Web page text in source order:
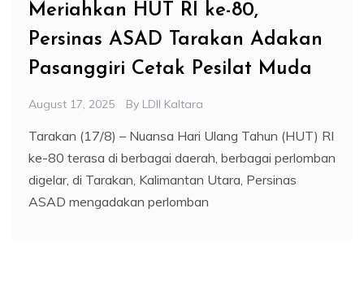
Meriahkan HUT RI ke-80,
Persinas ASAD Tarakan Adakan
Pasanggiri Cetak Pesilat Muda
August 17, 2025 By LDII Kaltara
Tarakan (17/8) – Nuansa Hari Ulang Tahun (HUT) RI
ke-80 terasa di berbagai daerah, berbagai perlomban
digelar, di Tarakan, Kalimantan Utara, Persinas
ASAD mengadakan perlomban